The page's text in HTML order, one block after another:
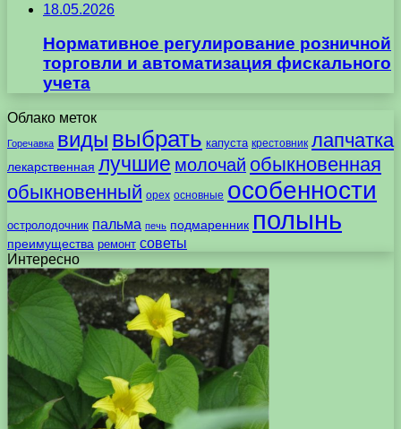
18.05.2026
Нормативное регулирование розничной
торговли и автоматизация фискального
учета
Облако меток
Горечавка виды выбрать капуста крестовник лапчатка
лекарственная лучшие молочай обыкновенная
обыкновенный орех основные особенности
остролодочник пальма печь подмаренник полынь
преимущества ремонт советы
Интересно